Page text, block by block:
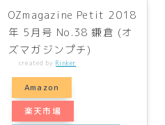
OZmagazine Petit 2018
年 5月号 No.38 鎌倉 (オ
ズマガジンプチ)
created byRinker
Amazon
楽天市場